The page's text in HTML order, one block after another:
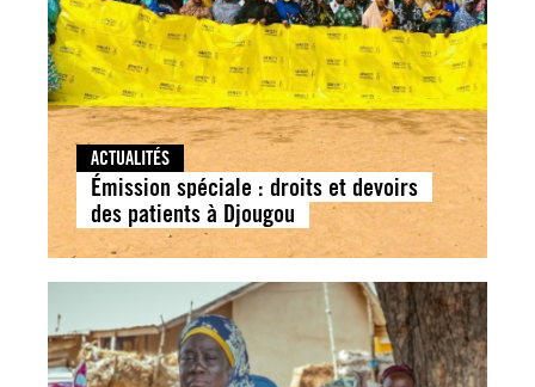
ACTUALITÉS
Émission spéciale : droits et devoirs
des patients à Djougou